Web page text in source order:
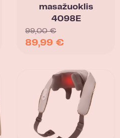
masažuoklis
4098E
99,00€
89,99 €